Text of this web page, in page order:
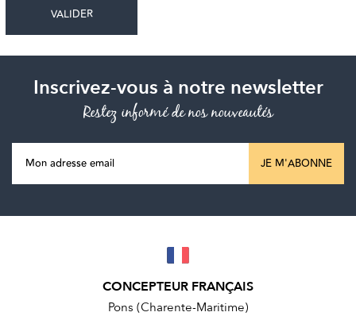
Inscrivez-vous à notre newsletter
Restez informé de nos nouveautés
JE M'ABONNE
CONCEPTEUR FRANÇAIS
Pons (Charente-Maritime)